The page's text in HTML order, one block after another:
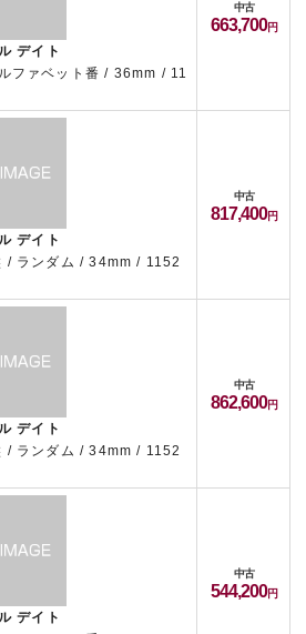
デイト
ファベット番 / 36mm / 11
中古
663,700
デイト
/ ランダム / 34mm / 1152
中古
817,400
デイト
/ ランダム / 34mm / 1152
中古
862,600
デイト
中古
544,200